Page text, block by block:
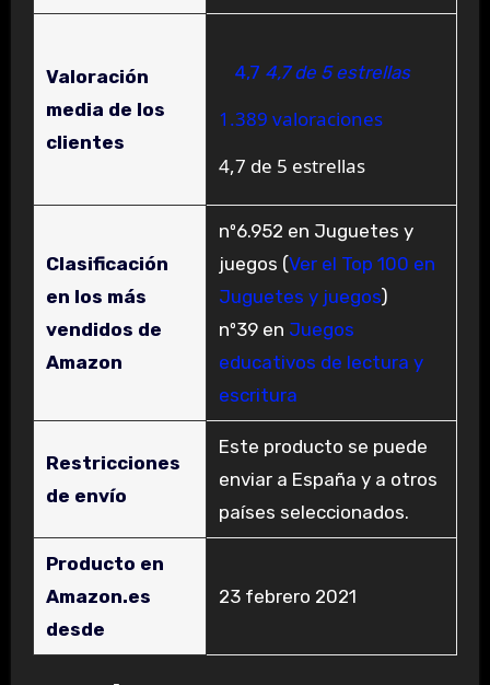
Valoración
media de los
clientes
4,7 4,7 de 5 estrellas
1.389 valoraciones
4,7 de 5 estrellas
Clasificación
en los más
vendidos de
Amazon
nº6.952 en Juguetes y
juegos (Ver el Top 100 en
Juguetes y juegos)
nº39 en Juegos
educativos de lectura y
escritura
Restricciones
de envío
Este producto se puede
enviar a España y a otros
países seleccionados.
Producto en
Amazon.es
desde
23 febrero 2021